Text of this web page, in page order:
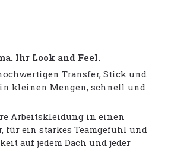
Ihr Look and Feel.
Transfer, Stick und
kleinen Mengen, schnell und
Arbeitskleidung in einen
für ein starkes Teamgefühl und
auf jedem Dach und jeder